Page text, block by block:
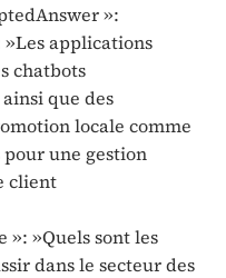
»:
»Les applications
chatbots
que des
locale comme
une gestion
client
»: »Quels sont les
dans le secteur des